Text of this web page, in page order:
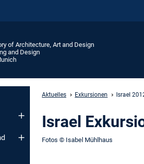
of Architecture, Art and Design
and Design
Aktuelles Exkursionen Israel
Israel
Fotos © Isabel Mühlhaus